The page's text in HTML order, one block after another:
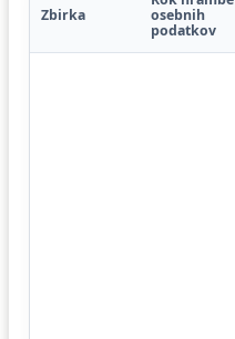
Zbirka
osebnih
podatkov